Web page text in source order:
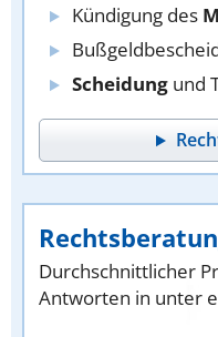
Kündigung des
Scheidung und
Durchschnittlicher
Antworten in unter